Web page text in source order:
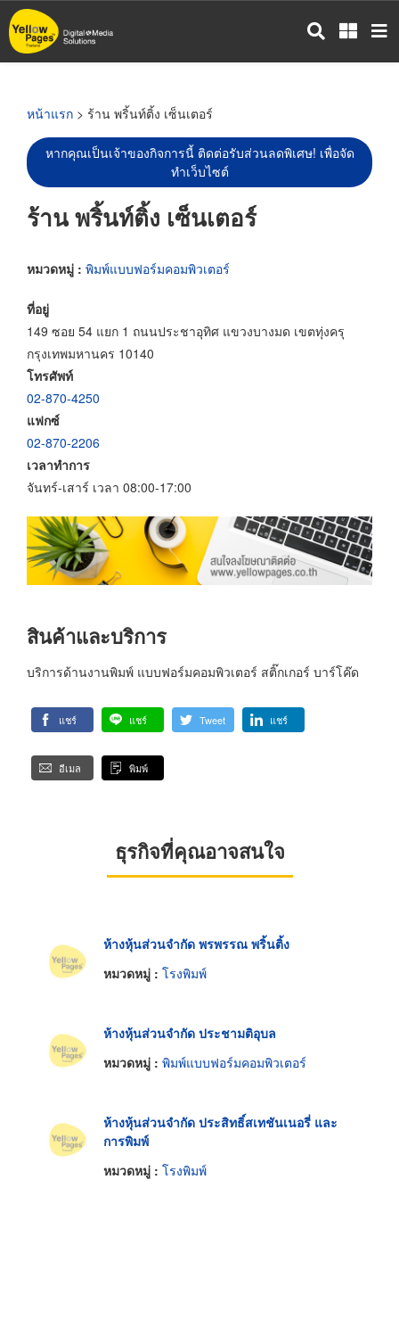
ข้าม
ไป
หน้าแรก > ร้าน พริ้นท์ติ้ง เซ็นเตอร์
หากคุณเป็นเจ้าของกิจการนี้ ติดต่อรับส่วนลดพิเศษ! เพื่อจัด
ทำเว็บไซต์
ร้าน พริ้นท์ติ้ง เซ็นเตอร์
หมวดหมู่ : พิมพ์แบบฟอร์มคอมพิวเตอร์
ที่อยู่
149 ซอย 54 แยก 1 ถนนประชาอุทิศ แขวงบางมด เขตทุ่งครุ
กรุงเทพมหานคร 10140
โทรศัพท์
02-870-4250
แฟกซ์
02-870-2206
เวลาทำการ
จันทร์-เสาร์ เวลา 08:00-17:00
สินค้าและบริการ
บริการด้านงานพิมพ์ แบบฟอร์มคอมพิวเตอร์ สติ๊กเกอร์ บาร์โค๊ด
แชร์ แชร์ Tweet แชร์
อีเมล พิมพ์
ธุรกิจที่คุณอาจสนใจ
ห้างหุ้นส่วนจำกัด พรพรรณ พริ้นติ้ง
หมวดหมู่ : โรงพิมพ์
ห้างหุ้นส่วนจำกัด ประชามติอุบล
หมวดหมู่ : พิมพ์แบบฟอร์มคอมพิวเตอร์
ห้างหุ้นส่วนจำกัด ประสิทธิ์สเทชันเนอรี่ และ
การพิมพ์
หมวดหมู่ : โรงพิมพ์